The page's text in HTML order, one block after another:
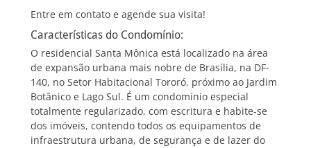
Entre em contato e agende sua visita!
Características do Condomínio:
O residencial Santa Mônica está localizado na área
de expansão urbana mais nobre de Brasília, na DF-
140, no Setor Habitacional Tororó, próximo ao Jardim
Botânico e Lago Sul. É um condomínio especial
totalmente regularizado, com escritura e habite-se
dos imóveis, contendo todos os equipamentos de
infraestrutura urbana, de segurança e de lazer do